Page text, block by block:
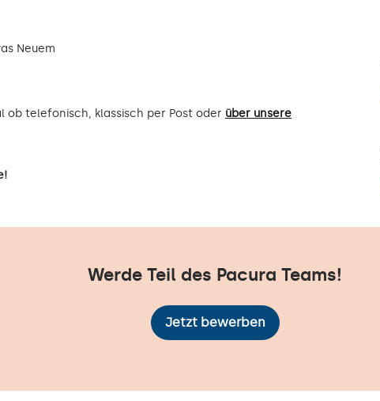
Neuem
ob telefonisch, klassisch per Post oder über unsere
Werde Teil des Pacura Teams!
Jetzt bewerben